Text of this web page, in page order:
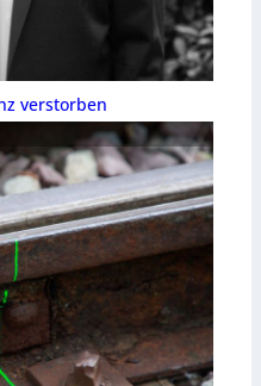
verstorben